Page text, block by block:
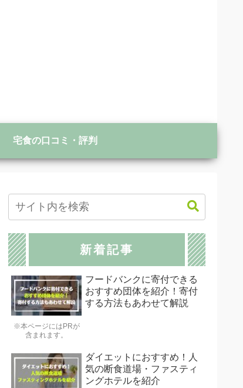
宅食の口コミ・評判
新着記事
※本ページにはPRが
含まれます。
フードバンクに寄付できる
おすすめ団体を紹介！寄付
する方法もあわせて解説
ダイエットにおすすめ！人
気の断食道場・ファスティ
ングホテルを紹介